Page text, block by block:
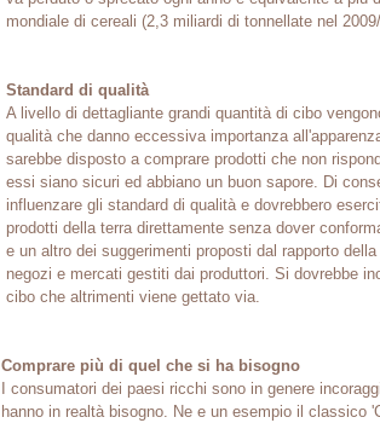
mondiale di cereali (2,3 miliardi di tonnellate nel
Standard di qualità
A livello di dettagliante grandi quantità di cibo
qualità che danno eccessiva importanza
sarebbe disposto a comprare prodotti che non
essi siano sicuri ed abbiano un buon sapore. Di
influenzare gli standard di qualità e dovrebbero
prodotti della terra direttamente senza dover
e un altro dei suggerimenti proposti dal rapporto
negozi e mercati gestiti dai produttori. Si dovrebbe
cibo che altrimenti viene gettato via.
Comprare più di quel che si ha bisogno
I consumatori dei paesi ricchi sono in genere
hanno in realtà bisogno. Ne e un esempio il classico